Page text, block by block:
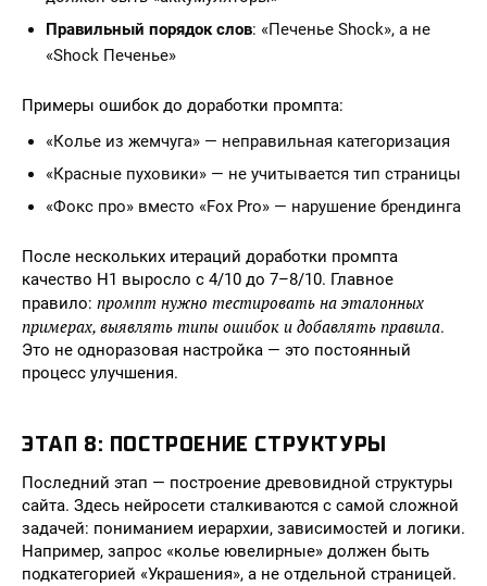
Правильный порядок слов: «Печенье Shock», а не
«Shock Печенье»
Примеры ошибок до доработки промпта:
«Колье из жемчуга» — неправильная категоризация
«Красные пуховики» — не учитывается тип страницы
«Фокс про» вместо «Fox Pro» — нарушение брендинга
После нескольких итераций доработки промпта
качество H1 выросло с 4/10 до 7–8/10. Главное
правило: промпт нужно тестировать на эталонных
примерах, выявлять типы ошибок и добавлять правила.
Это не одноразовая настройка — это постоянный
процесс улучшения.
ЭТАП 8: ПОСТРОЕНИЕ СТРУКТУРЫ
Последний этап — построение древовидной структуры
сайта. Здесь нейросети сталкиваются с самой сложной
задачей: пониманием иерархии, зависимостей и логики.
Например, запрос «колье ювелирные» должен быть
подкатегорией «Украшения», а не отдельной страницей.